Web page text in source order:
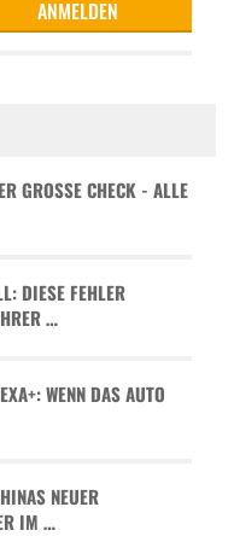
GROSSE CHECK - ALLE D
DIESE FEHLER
…
WENN DAS AUTO
NEUER
IM …